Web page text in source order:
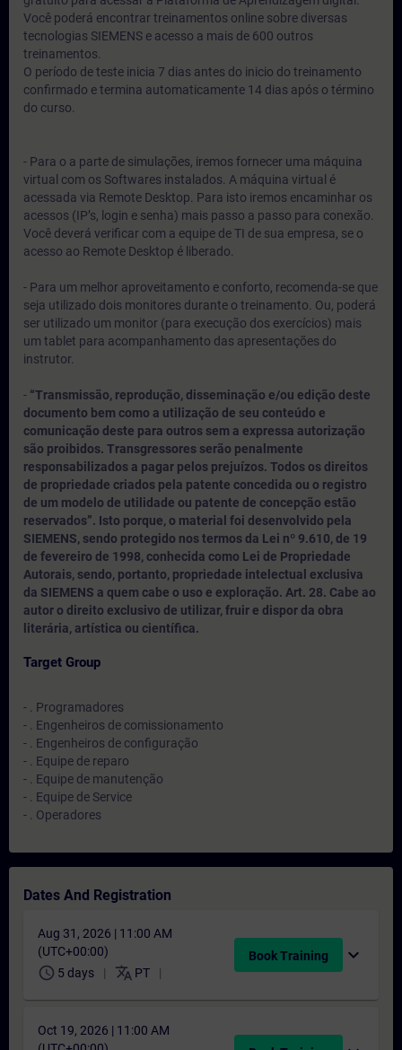
Você poderá encontrar treinamentos online sobre diversas
tecnologias SIEMENS e acesso a mais de 600 outros
treinamentos.
O período de teste inicia 7 dias antes do inicio do treinamento
confirmado e termina automaticamente 14 dias após o término
do curso.
- Para o a parte de simulações, iremos fornecer uma máquina
virtual com os Softwares instalados. A máquina virtual é
acessada via Remote Desktop. Para isto iremos encaminhar os
acessos (IP’s, login e senha) mais passo a passo para conexão.
Você deverá verificar com a equipe de TI de sua empresa, se o
acesso ao Remote Desktop é liberado.
- Para um melhor aproveitamento e conforto, recomenda-se que
seja utilizado dois monitores durante o treinamento. Ou, poderá
ser utilizado um monitor (para execução dos exercícios) mais
um tablet para acompanhamento das apresentações do
instrutor.
- “Transmissão, reprodução, disseminação e/ou edição deste
documento bem como a utilização de seu conteúdo e
comunicação deste para outros sem a expressa autorização
são proibidos. Transgressores serão penalmente
responsabilizados a pagar pelos prejuízos. Todos os direitos
de propriedade criados pela patente concedida ou o registro
de um modelo de utilidade ou patente de concepção estão
reservados”. Isto porque, o material foi desenvolvido pela
SIEMENS, sendo protegido nos termos da Lei nº 9.610, de 19
de fevereiro de 1998, conhecida como Lei de Propriedade
Autorais, sendo, portanto, propriedade intelectual exclusiva
da SIEMENS a quem cabe o uso e exploração. Art. 28. Cabe ao
autor o direito exclusivo de utilizar, fruir e dispor da obra
literária, artística ou científica.
Target Group
- . Programadores
- . Engenheiros de comissionamento
- . Engenheiros de configuração
- . Equipe de reparo
- . Equipe de manutenção
- . Equipe de Service
- . Operadores
Dates And Registration
Aug 31, 2026 | 11:00 AM
(UTC+00:00)
schedule 5 days translate PT
Book Training expand_more
Oct 19, 2026 | 11:00 AM